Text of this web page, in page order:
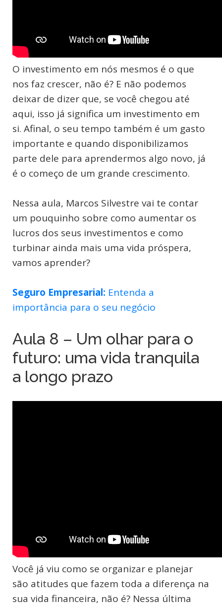
O investimento em nós mesmos é o que
nos faz crescer, não é? E não podemos
deixar de dizer que, se você chegou até
aqui, isso já significa um investimento em
si. Afinal, o seu tempo também é um gasto
importante e quando disponibilizamos
parte dele para aprendermos algo novo, já
é o começo de um grande crescimento.
Nessa aula, Marcos Silvestre vai te contar
um pouquinho sobre como aumentar os
lucros dos seus investimentos e como
turbinar ainda mais uma vida próspera,
vamos aprender?
Seguro Empresarial: Entenda a
importância para o seu negócio
Aula 8 – Um olhar para o
futuro: uma vida tranquila
a longo prazo
Você já viu como se organizar e planejar
são atitudes que fazem toda a diferença na
sua vida financeira, não é? Nessa última